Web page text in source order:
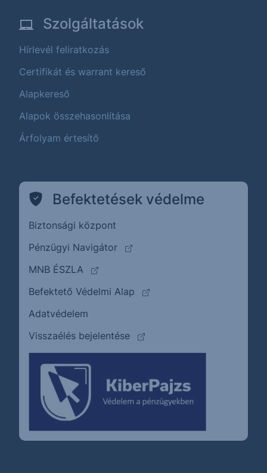
Szolgáltatások
Hírlevél feliratkozás
Certifikát és warrant kereső
Alapkereső
Alapok összehasonlítása
Árfolyam értesítő
Befektetések védelme
Biztonsági központ
Pénzügyi Navigátor
(külső oldalra ugrik)
MNB ÉSZLA
(külső oldalra ugrik)
Befektető Védelmi Alap
(külső oldalra ugrik)
Adatvédelem
Visszaélés bejelentése
(külső oldalra ugrik)